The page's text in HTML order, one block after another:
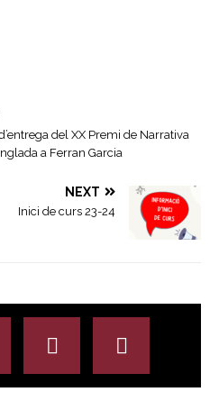
del XX Premi de Narrativa
a Ferran Garcia
NEXT
Inici de curs 23-24